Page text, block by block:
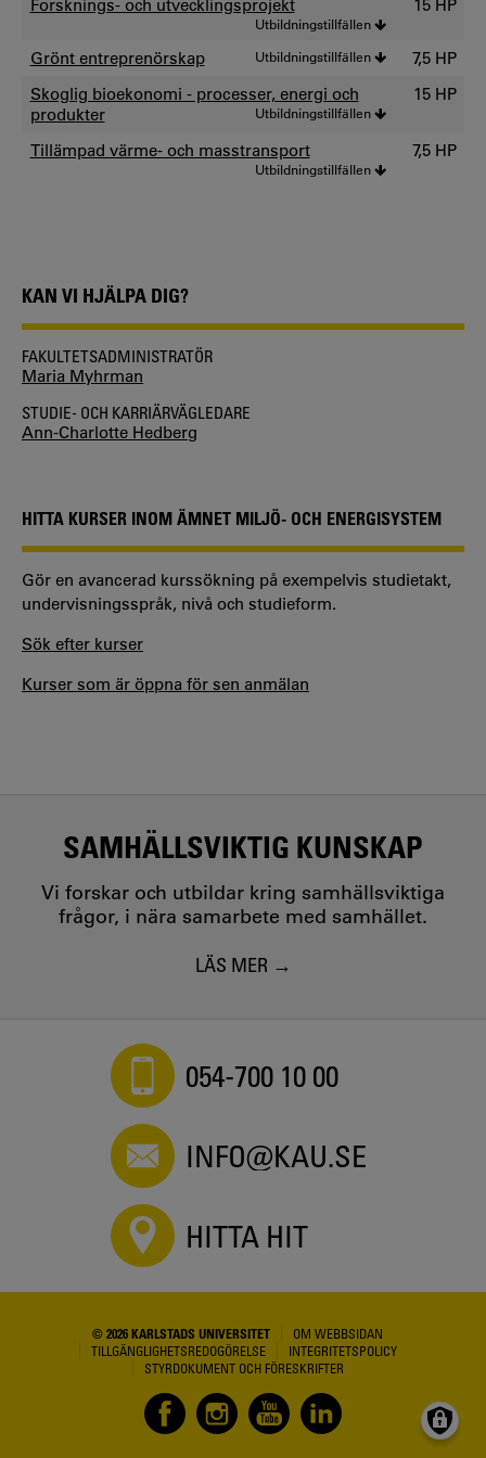
Forsknings- och utvecklingsprojekt
Utbildningstillfällen
15 HP
Grönt entreprenörskap Utbildningstillfällen
7,5 HP
Skoglig bioekonomi - processer, energi och
produkter
Utbildningstillfällen
15 HP
Tillämpad värme- och masstransport
Utbildningstillfällen
7,5 HP
KAN VI HJÄLPA DIG?
FAKULTETSADMINISTRATÖR
Maria Myhrman
STUDIE- OCH KARRIÄRVÄGLEDARE
Ann-Charlotte Hedberg
HITTA KURSER INOM ÄMNET MILJÖ- OCH ENERGISYSTEM
Gör en avancerad kurssökning på exempelvis studietakt,
undervisningsspråk, nivå och studieform.
Sök efter kurser
Kurser som är öppna för sen anmälan
SAMHÄLLSVIKTIG KUNSKAP
Vi forskar och utbildar kring samhällsviktiga
frågor, i nära samarbete med samhället.
LÄS MER
054-700 10 00
INFO@KAU.SE
HITTA HIT
© 2026 KARLSTADS UNIVERSITET
OM WEBBSIDAN
TILLGÄNGLIGHETSREDOGÖRELSE
INTEGRITETSPOLICY
STYRDOKUMENT OCH FÖRESKRIFTER